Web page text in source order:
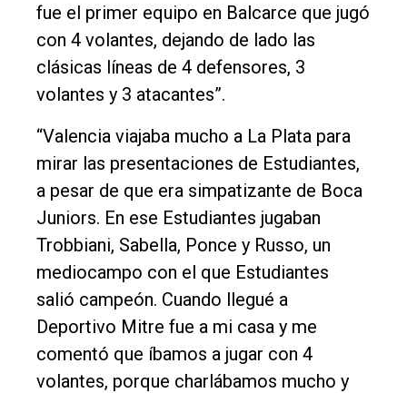
fue el primer equipo en Balcarce que jugó
con 4 volantes, dejando de lado las
clásicas líneas de 4 defensores, 3
volantes y 3 atacantes”.
“Valencia viajaba mucho a La Plata para
mirar las presentaciones de Estudiantes,
a pesar de que era simpatizante de Boca
Juniors. En ese Estudiantes jugaban
Trobbiani, Sabella, Ponce y Russo, un
mediocampo con el que Estudiantes
salió campeón. Cuando llegué a
Deportivo Mitre fue a mi casa y me
comentó que íbamos a jugar con 4
volantes, porque charlábamos mucho y